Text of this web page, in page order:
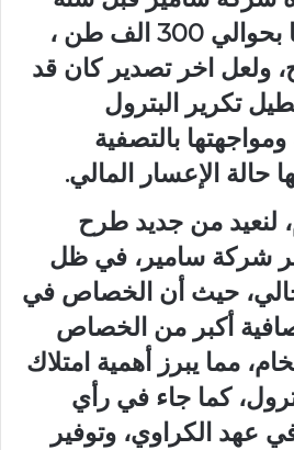
2015, بل أن فائضا بحوالي 300 الف طن ،
ولعل اخر تصدير كان قد
تكرير البترول
بالتصفية
حالة الإعسار المالي.
لنعيد من جديد طرح
شركة سامير، في ظل
حيث أن الخصاص في
أكبر من الخصاص
مما يبرز أهمية امتلاك
كما جاء في رأي
عهد الكراوي، وتوفير